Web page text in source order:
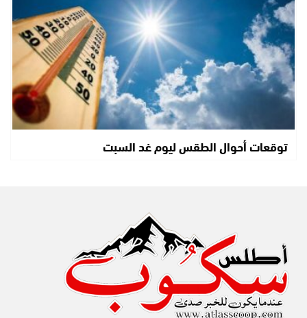
توقعات أحوال الطقس ليوم غد السبت